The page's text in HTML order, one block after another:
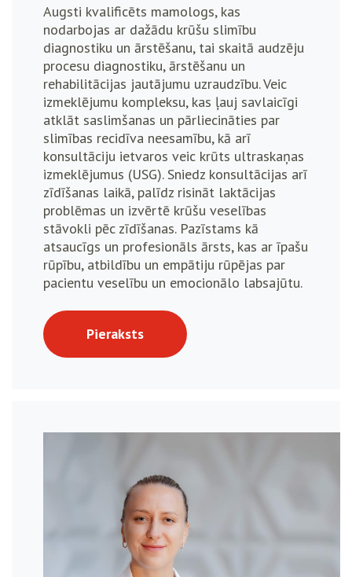
Augsti kvalificēts mamologs, kas
nodarbojas ar dažādu krūšu slimību
diagnostiku un ārstēšanu, tai skaitā audzēju
procesu diagnostiku, ārstēšanu un
rehabilitācijas jautājumu uzraudzību. Veic
izmeklējumu kompleksu, kas ļauj savlaicīgi
atklāt saslimšanas un pārliecināties par
slimības recidīva neesamību, kā arī
konsultāciju ietvaros veic krūts ultraskaņas
izmeklējumus (USG). Sniedz konsultācijas arī
zīdīšanas laikā, palīdz risināt laktācijas
problēmas un izvērtē krūšu veselības
stāvokli pēc zīdīšanas. Pazīstams kā
atsaucīgs un profesionāls ārsts, kas ar īpašu
rūpību, atbildību un empātiju rūpējas par
pacientu veselību un emocionālo labsajūtu.
Pieraksts